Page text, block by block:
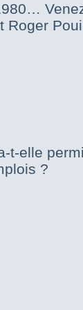
Roger
t-elle
?